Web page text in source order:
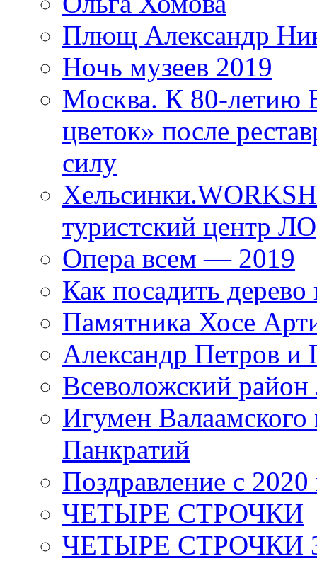
Плющ Александр
Ночь музеев 2019
Москва. К 80-
цветок» после
силу
туристский центр ЛО
Опера всем — 2019
Как посадить дерево
Памятника Хосе
Александр Петров и
Всеволожский район
Игумен
Панкратий
Поздравление с 2020
ЧЕТЫРЕ СТРОЧКИ
ЧЕТЫРЕ СТРОЧКИ 3